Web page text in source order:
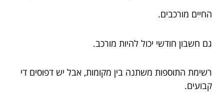
החיים מורכבים.
גם חשבון חודשי יכול להיות מורכב.
רשימת התוספות משתנה בין מקומות, אבל יש דפוסים די
קבועים.